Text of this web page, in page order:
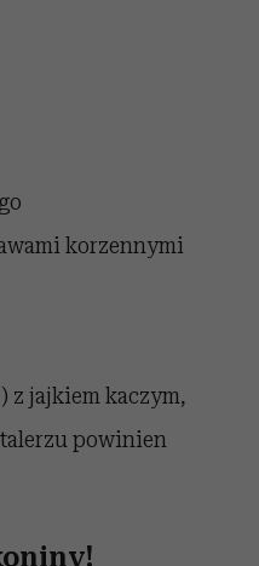
korzennymi
z jajkiem kaczym,
powinien